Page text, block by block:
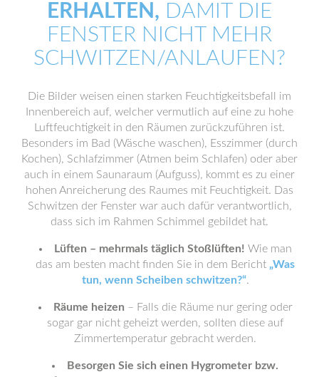
ERHALTEN, DAMIT DIE
FENSTER NICHT MEHR
SCHWITZEN/ANLAUFEN?
Die Bilder weisen einen starken Feuchtigkeitsbefall im
Innenbereich auf, welcher vermutlich auf eine zu hohe
Luftfeuchtigkeit in den Räumen zurückzuführen ist.
Besonders im Bad (Wäsche waschen), Esszimmer (durch
Kochen), Schlafzimmer (Atmen beim Schlafen) oder aber
auch in einem Saunaraum (Aufguss), kommt es zu einer
hohen Anreicherung des Raumes mit Feuchtigkeit. Das
Schwitzen der Fenster war auch dafür verantwortlich,
dass sich im Rahmen Schimmel gebildet hat.
Lüften – mehrmals täglich Stoßlüften! Wie man
das am besten macht finden Sie in dem Bericht „Was
tun, wenn Scheiben schwitzen?“.
Räume heizen – Falls die Räume nur gering oder
sogar gar nicht geheizt werden, sollten diese auf
Zimmertemperatur gebracht werden.
Besorgen Sie sich einen Hygrometer bzw.